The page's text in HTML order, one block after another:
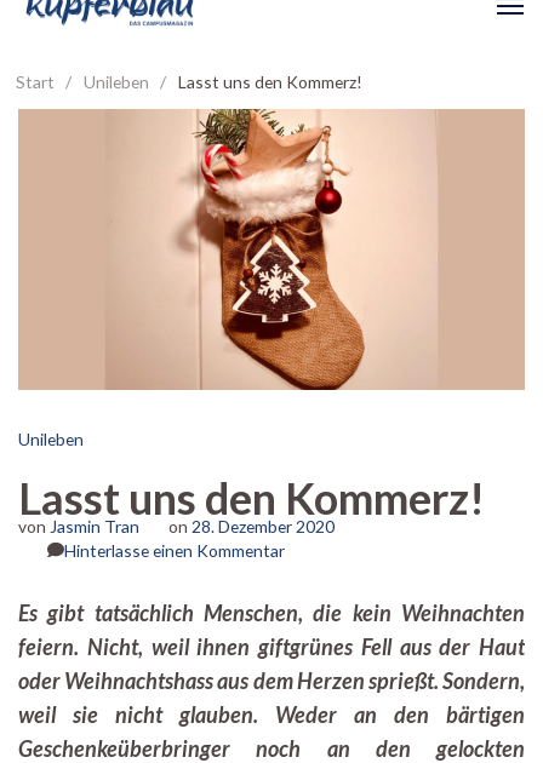
Start / Unileben / Lasst uns den Kommerz!
Unileben
Lasst uns den Kommerz!
von Jasmin Tran on 28. Dezember 2020
Hinterlasse einen Kommentarzu
den
Kommerz!
Es gibt tatsächlich Menschen, die kein Weihnachten
feiern. Nicht, weil ihnen giftgrünes Fell aus der Haut
oder Weihnachtshass aus dem Herzen sprießt. Sondern,
weil sie nicht glauben. Weder an den bärtigen
Geschenkeüberbringer noch an den gelockten